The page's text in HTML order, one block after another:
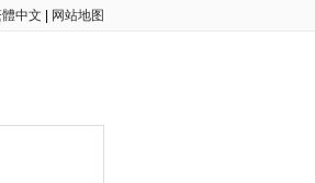
中文 网站地图